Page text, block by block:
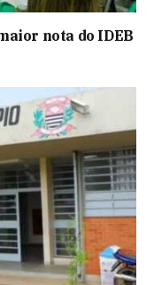
nota do IDEB